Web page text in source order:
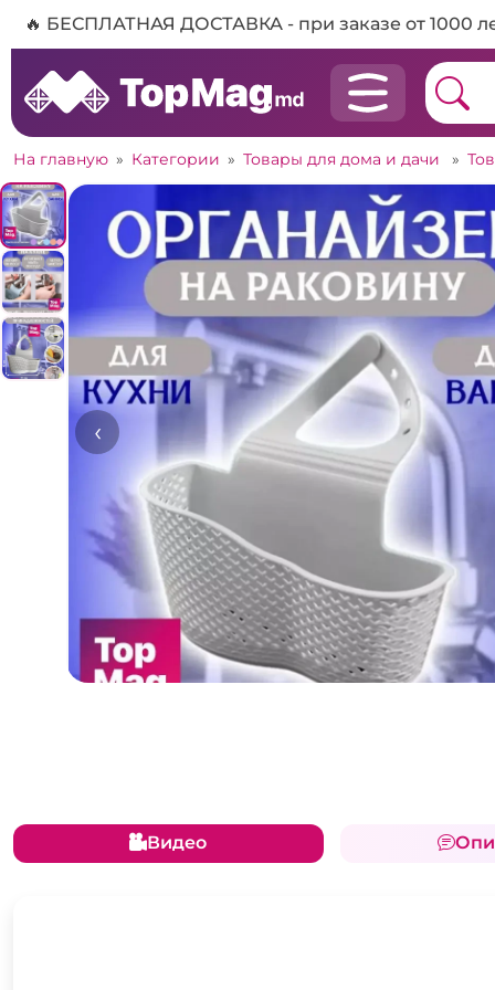
🔥 БЕСПЛАТНАЯ ДОСТАВКА - при заказе от 1000
На главную » Категории » Товары для дома и дачи »
‹
Видео